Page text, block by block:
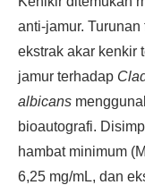
anti-jamur.
ekstrak akar kenkir
jamur terhadap
albicans
bioautografi.
hambat minimum
6,25 mg/mL, dan